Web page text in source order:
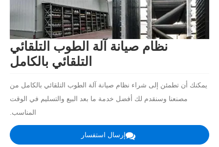
نظام صيانة آلة الطوب التلقائي
التلقائي بالكامل
يمكنك أن تطمئن إلى شراء نظام صيانة آلة الطوب التلقائي بالكامل من
مصنعنا وسنقدم لك أفضل خدمة ما بعد البيع والتسليم في الوقت
المناسب.
إرسال استفسار